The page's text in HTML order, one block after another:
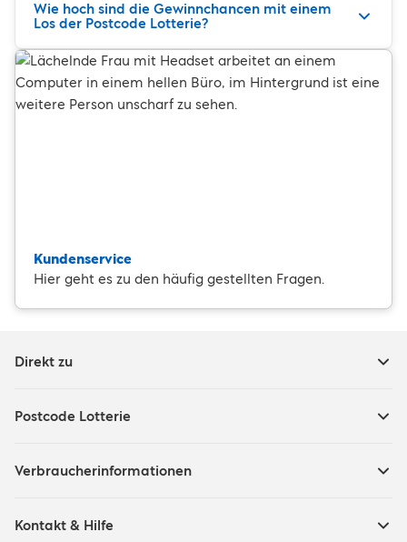
Wie hoch sind die Gewinnchancen mit einem
Los der Postcode Lotterie?
Kundenservice
Hier geht es zu den häufig gestellten Fragen.
Direkt zu
Postcode Lotterie
Verbraucherinformationen
Kontakt & Hilfe